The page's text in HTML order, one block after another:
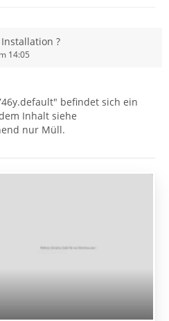
?
14:05
befindet sich ein
Inhalt siehe
nur Müll.